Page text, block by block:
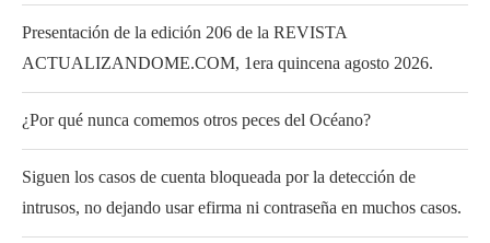
Presentación de la edición 206 de la REVISTA
ACTUALIZANDOME.COM, 1era quincena agosto 2026.
¿Por qué nunca comemos otros peces del Océano?
Siguen los casos de cuenta bloqueada por la detección de
intrusos, no dejando usar efirma ni contraseña en muchos casos.